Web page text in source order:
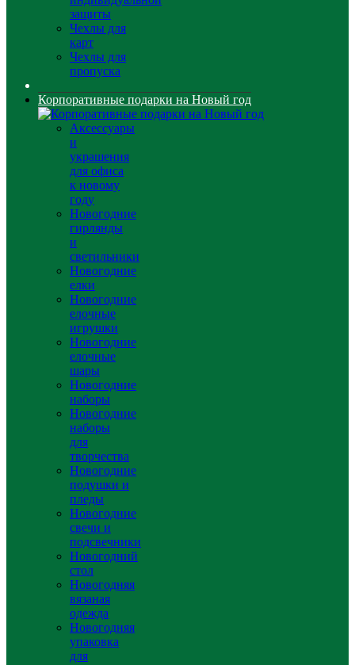
защиты
Чехлы для
карт
Чехлы для
пропуска
Корпоративные подарки на Новый год
Аксессуары
и
украшения
для офиса
к новому
году
Новогодние
гирлянды
и
светильники
Новогодние
елки
Новогодние
елочные
игрушки
Новогодние
елочные
шары
Новогодние
наборы
Новогодние
наборы
для
творчества
Новогодние
подушки и
пледы
Новогодние
свечи и
подсвечники
Новогодний
стол
Новогодняя
вязаная
одежда
Новогодняя
упаковка
для